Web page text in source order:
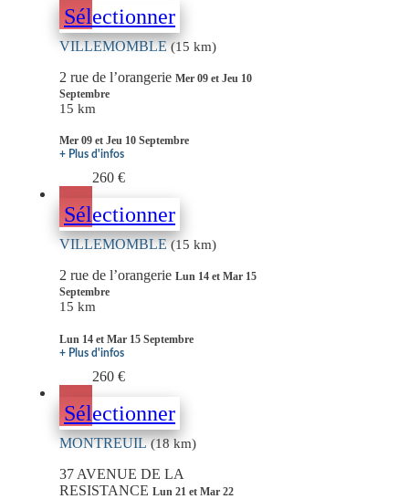
Sélectionner
VILLEMOMBLE(15 km)
2 rue de l’orangerie Mer 09 et Jeu 10
Septembre
15 km
Mer 09 et Jeu 10 Septembre
+ Plus d'infos
260 €
Sélectionner
VILLEMOMBLE(15 km)
2 rue de l’orangerie Lun 14 et Mar 15
Septembre
15 km
Lun 14 et Mar 15 Septembre
+ Plus d'infos
260 €
Sélectionner
MONTREUIL(18 km)
37 AVENUE DE LA
RESISTANCE Lun 21 et Mar 22